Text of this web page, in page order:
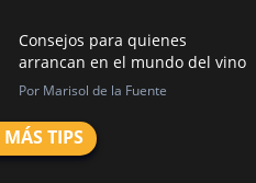
Consejos para quienes
arrancan en el mundo del vino
Por Marisol de la Fuente
MÁS TIPS